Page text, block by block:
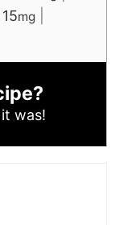
15mg
was!